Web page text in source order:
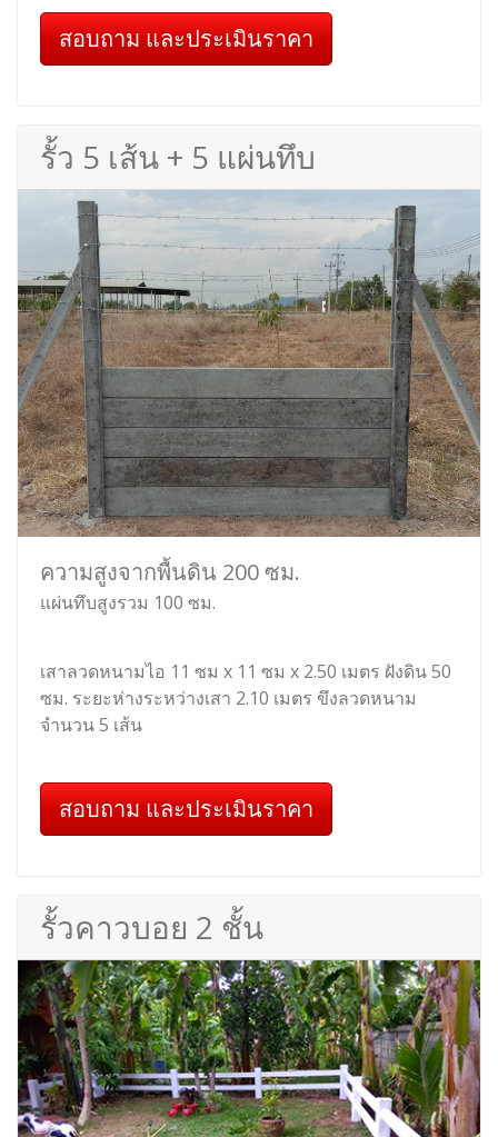
สอบถาม และประเมินราคา
รั้ว 5 เส้น + 5 แผ่นทึบ
ความสูงจากพื้นดิน 200 ซม.
แผ่นทึบสูงรวม 100 ซม.
เสาลวดหนามไอ 11 ซม x 11 ซม x 2.50 เมตร ฝังดิน 50
ซม. ระยะห่างระหว่างเสา 2.10 เมตร ขึงลวดหนาม
จำนวน 5 เส้น
สอบถาม และประเมินราคา
รั้วคาวบอย 2 ชั้น